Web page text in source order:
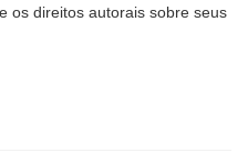
os direitos autorais sobre seus